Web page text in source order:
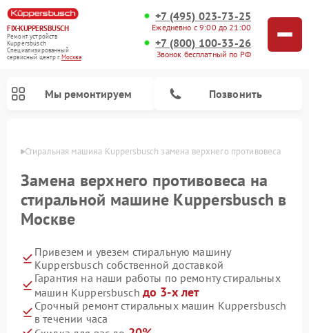
FIX-KUPPERSBUSCH
Ремонт устройств
Kuppersbusch
Специализированный
cервисный центр г.Москва
+7 (495) 023-73-25
Ежедневно с 9:00 до 21:00
+7 (800) 100-33-26
Звонок бесплатный по РФ
Мы ремонтируем Позвонить
Стиральная машина Kuppersbusch замена верхнего противовеса
Замена верхнего противовеса на
стиральной машине Kuppersbusch в
Москве
Привезем и увезем стиральную машину
Kuppersbusch собственной доставкой
Гарантия на наши работы по ремонту стиральных
машин Kuppersbusch до 3-х лет
Срочный ремонт стиральных машин Kuppersbusch
в течении часа